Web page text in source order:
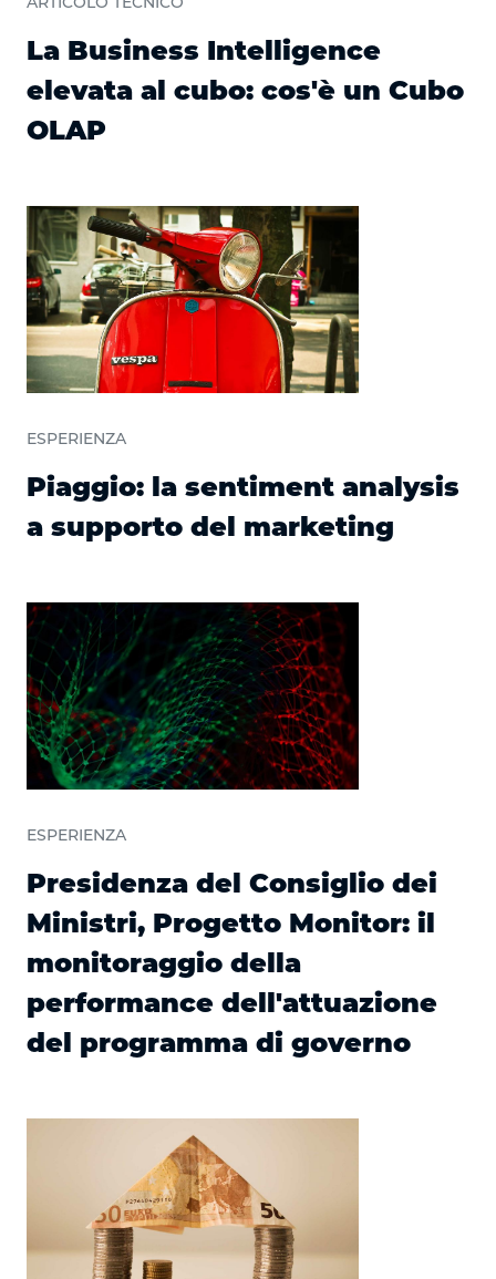
ARTICOLO TECNICO
La Business Intelligence
elevata al cubo: cos'è un Cubo
OLAP
ESPERIENZA
Piaggio: la sentiment analysis
a supporto del marketing
ESPERIENZA
Presidenza del Consiglio dei
Ministri, Progetto Monitor: il
monitoraggio della
performance dell'attuazione
del programma di governo